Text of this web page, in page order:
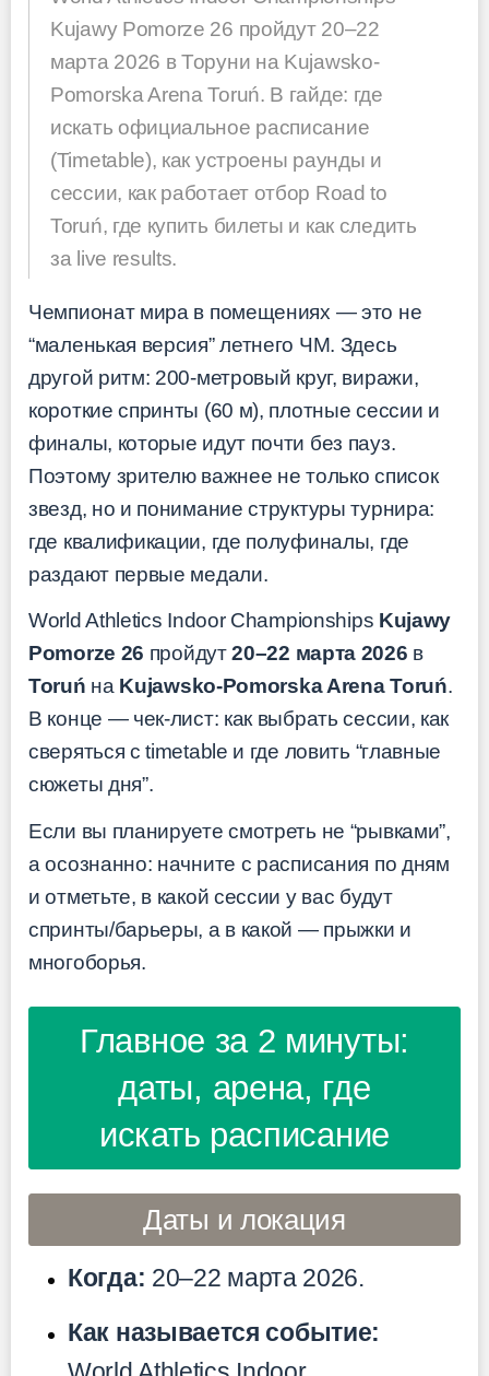
Kujawy Pomorze 26 пройдут 20–22
марта 2026 в Торуни на Kujawsko-
Pomorska Arena Toruń. В гайде: где
искать официальное расписание
(Timetable), как устроены раунды и
сессии, как работает отбор Road to
Toruń, где купить билеты и как следить
за live results.
Чемпионат мира в помещениях — это не
“маленькая версия” летнего ЧМ. Здесь
другой ритм: 200-метровый круг, виражи,
короткие спринты (60 м), плотные сессии и
финалы, которые идут почти без пауз.
Поэтому зрителю важнее не только список
звезд, но и понимание структуры турнира:
где квалификации, где полуфиналы, где
раздают первые медали.
World Athletics Indoor Championships Kujawy
Pomorze 26 пройдут20–22 марта 2026 в
Toruń на Kujawsko-Pomorska Arena Toruń.
В конце — чек-лист: как выбрать сессии, как
сверяться с timetable и где ловить “главные
сюжеты дня”.
Если вы планируете смотреть не “рывками”,
а осознанно: начните с расписания по дням
и отметьте, в какой сессии у вас будут
спринты/барьеры, а в какой — прыжки и
многоборья.
Главное за 2 минуты:
даты, арена, где
искать расписание
Даты и локация
Когда: 20–22 марта 2026.
Как называется событие: